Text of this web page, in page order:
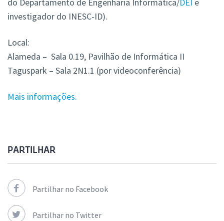
do Departamento de Engenharia Informática/DEI e
investigador do INESC-ID).
Local:
Alameda – Sala 0.19, Pavilhão de Informática II
Taguspark – Sala 2N1.1 (por videoconferência)
Mais informações.
PARTILHAR
Partilhar no Facebook
Partilhar no Twitter